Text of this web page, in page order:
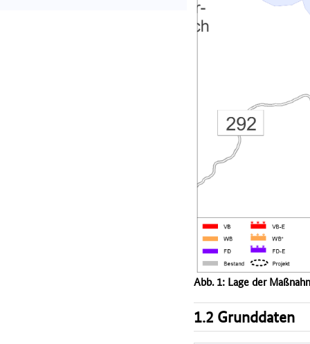
Abb. 1: Lage der
1.2 Grunddaten